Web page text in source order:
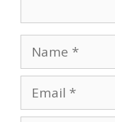
Name
Email